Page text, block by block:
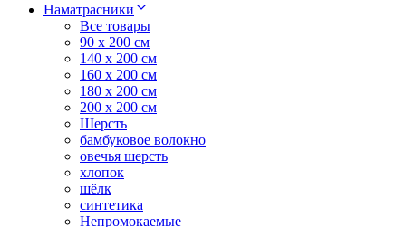
Наматрасники
Все товары
90 x 200 см
140 x 200 см
160 x 200 см
180 x 200 см
200 x 200 см
Шерсть
бамбуковое волокно
овечья шерсть
хлопок
шёлк
синтетика
Непромокаемые